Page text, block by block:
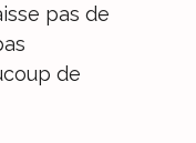
pas de
de